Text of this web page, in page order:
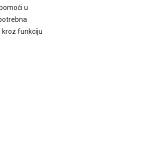
u
kroz funkciju